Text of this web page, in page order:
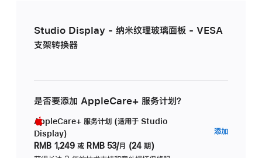
Studio Display - 纳米纹理玻璃面板 - VESA
支架转换器
是否要添加 AppleCare+ 服务计划？
AppleCare+ 服务计划 (适用于 Studio
Display)
RMB 1,249 或 RMB 53/月 (24 期)
添加